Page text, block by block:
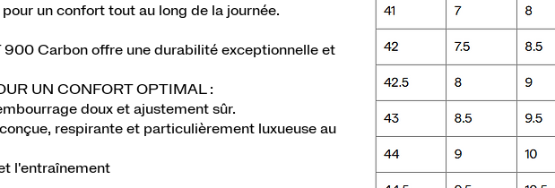
un confort tout au long de la journée.
900 Carbon offre une durabilité exceptionnelle et
UN CONFORT OPTIMAL :
doux et ajustement sûr.
respirante et particulièrement luxueuse au
l'entraînement